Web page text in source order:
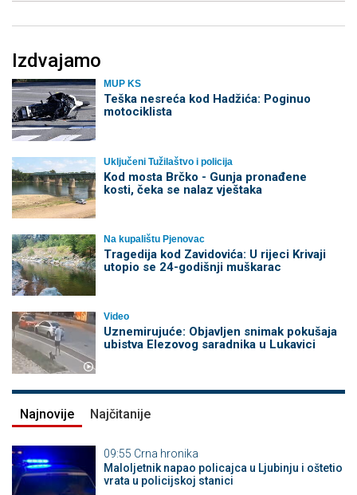
Izdvajamo
MUP KS
Teška nesreća kod Hadžića: Poginuo
motociklista
Uključeni Tužilaštvo i policija
Kod mosta Brčko - Gunja pronađene
kosti, čeka se nalaz vještaka
Na kupalištu Pjenovac
Tragedija kod Zavidovića: U rijeci Krivaji
utopio se 24-godišnji muškarac
Video
Uznemirujuće: Objavljen snimak pokušaja
ubistva Elezovog saradnika u Lukavici
Najnovije Najčitanije
09:55 Crna hronika
Maloljetnik napao policajca u Ljubinju i oštetio
vrata u policijskoj stanici